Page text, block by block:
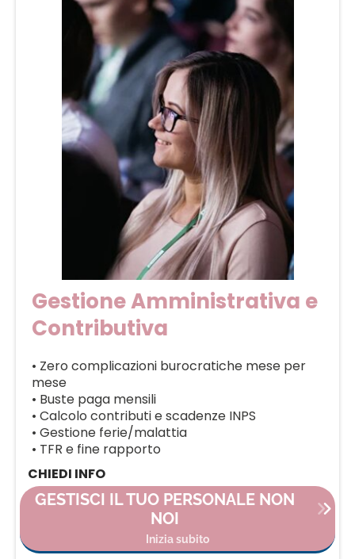
Gestione Amministrativa e
Contributiva
• Zero complicazioni burocratiche mese per
mese
• Buste paga mensili
• Calcolo contributi e scadenze INPS
• Gestione ferie/malattia
• TFR e fine rapporto
CHIEDI INFO
GESTISCI IL TUO PERSONALE NON
NOI
Inizia subito